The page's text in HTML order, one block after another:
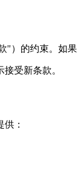
）的约束。如
受新条款。
：